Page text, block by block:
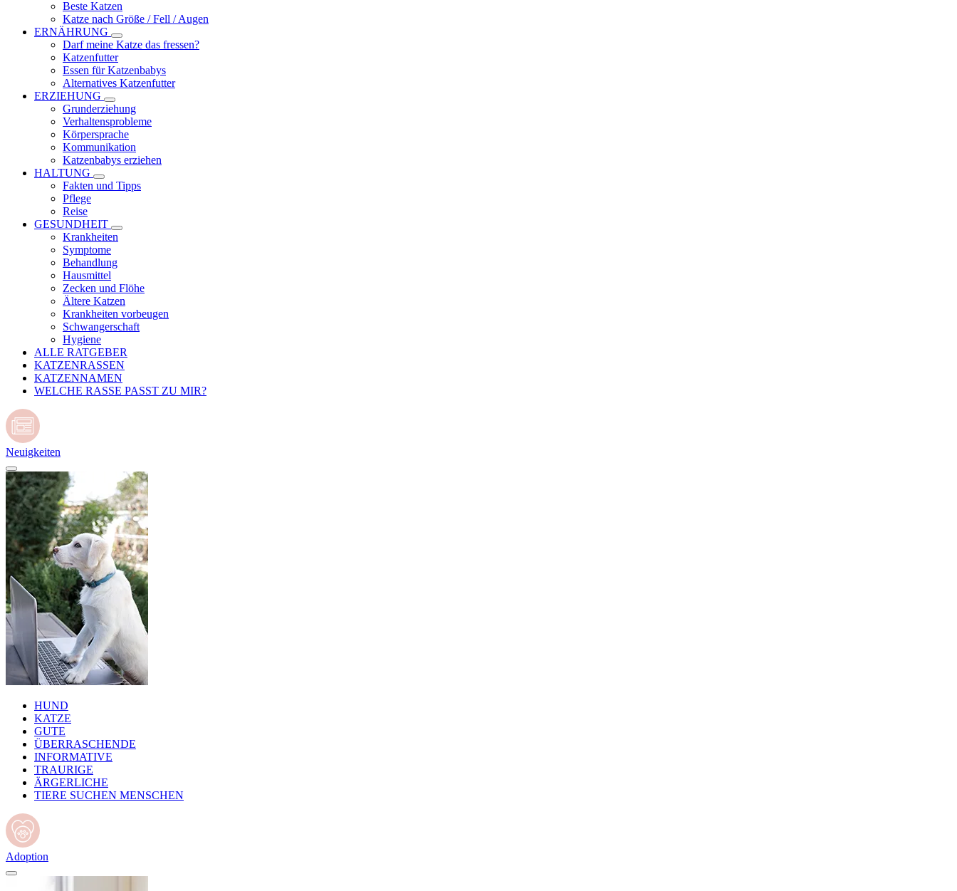
Beste Katzen
Katze nach Größe / Fell / Augen
ERNÄHRUNG
Darf meine Katze das fressen?
Katzenfutter
Essen für Katzenbabys
Alternatives Katzenfutter
ERZIEHUNG
Grunderziehung
Verhaltensprobleme
Körpersprache
Kommunikation
Katzenbabys erziehen
HALTUNG
Fakten und Tipps
Pflege
Reise
GESUNDHEIT
Krankheiten
Symptome
Behandlung
Hausmittel
Zecken und Flöhe
Ältere Katzen
Krankheiten vorbeugen
Schwangerschaft
Hygiene
ALLE RATGEBER
KATZENRASSEN
KATZENNAMEN
WELCHE RASSE PASST ZU MIR?
Neuigkeiten
HUND
KATZE
GUTE
ÜBERRASCHENDE
INFORMATIVE
TRAURIGE
ÄRGERLICHE
TIERE SUCHEN MENSCHEN
Adoption